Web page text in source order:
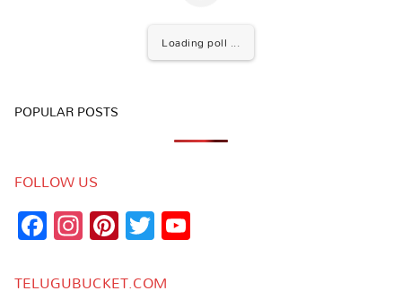
Loading poll ...
POPULAR POSTS
FOLLOW US
Facebook
Instagram
Pinterest
Twitter
TELUGUBUCKET.COM